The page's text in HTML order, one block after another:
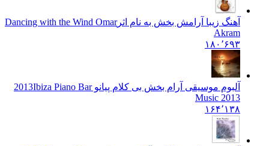
آهنگ زیبا آرامش بخش به نام اثرDancing with the Wind Omar
Akram
۱۸۰٬۶۹۳
آلبوم موسیقی آرام بخش بی کلام پیانو 2013 Ibiza Piano Bar
Music 2013
۱۶۴٬۱۳۸